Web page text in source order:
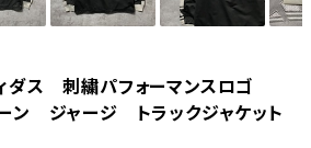
ス 刺繍パフォーマンスロゴ
ン ジャージ トラックジャケット